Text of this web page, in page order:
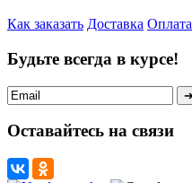
Как заказать Доставка Оплата
Будьте всегда в курсе!
Оставайтесь на связи